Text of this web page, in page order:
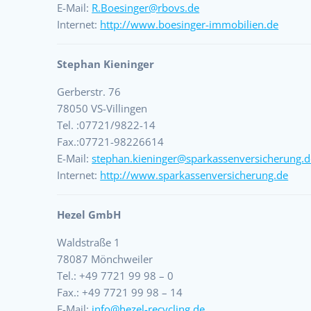
E-Mail: R.Boesinger@rbovs.de
Internet: http://www.boesinger-immobilien.de
Stephan Kieninger
Gerberstr. 76
78050 VS-Villingen
Tel. :07721/9822-14
Fax.:07721-98226614
E-Mail:
Internet: http://www.sparkassenversicherung.de
Hezel GmbH
Waldstraße 1
78087 Mönchweiler
Tel.: +49 7721 99 98 – 0
Fax.: +49 7721 99 98 – 14